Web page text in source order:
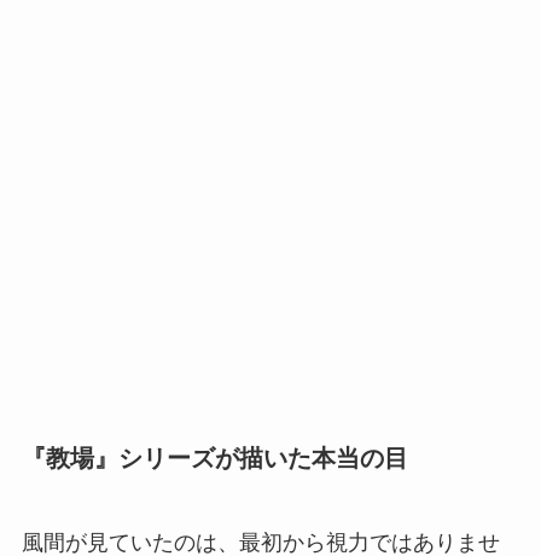
『教場』シリーズが描いた本当の目
風間が見ていたのは、最初から視力ではありませ